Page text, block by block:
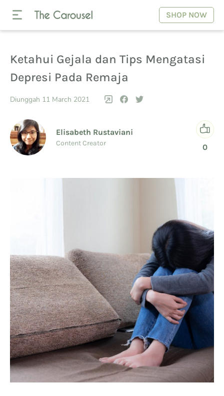
SHOP NOW
Ketahui Gejala dan Tips Mengatasi
Depresi Pada Remaja
Diunggah 11 March 2021
Elisabeth Rustaviani
Content Creator 0